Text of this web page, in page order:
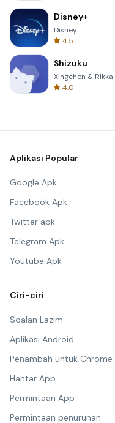
Disney+
Disney
4.5
Shizuku
Xingchen & Rikka
4.0
Aplikasi Popular
Google Apk
Facebook Apk
Twitter apk
Telegram Apk
Youtube Apk
Ciri-ciri
Soalan Lazim
Aplikasi Android
Penambah untuk Chrome
Hantar App
Permintaan App
Permintaan penurunan